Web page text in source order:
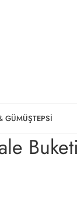
GÜMÜŞTEPSI
Lale Buketi